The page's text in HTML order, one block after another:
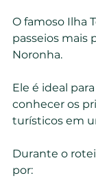
O famoso Ilha
passeios mais
Noronha.
Ele é ideal
conhecer os
turísticos em
Durante o
por: